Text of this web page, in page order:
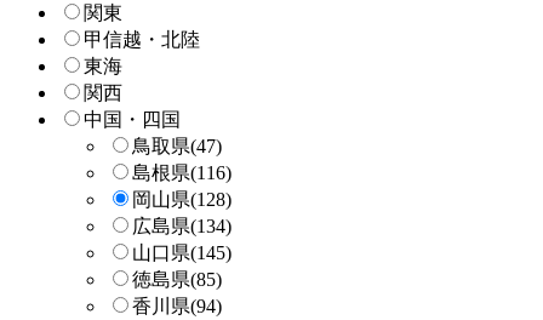
関東
甲信越・北陸
東海
関西
中国・四国
鳥取県(47)
島根県(116)
岡山県(128)
広島県(134)
山口県(145)
徳島県(85)
香川県(94)